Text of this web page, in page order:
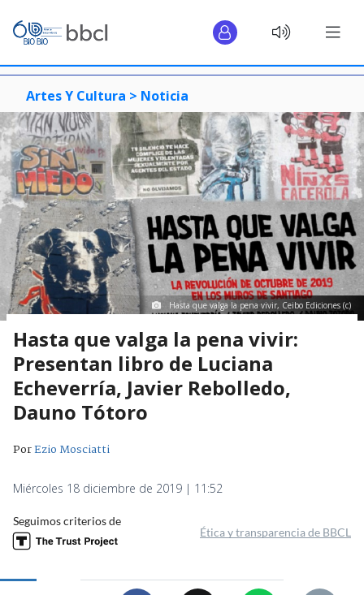
Artes Y Cultura > Noticia
Hasta que valga la pena vivir, Ceibo Ediciones (c)
Hasta que valga la pena vivir:
Presentan libro de Luciana
Echeverría, Javier Rebolledo,
Dauno Tótoro
PorEzio Mosciatti
Miércoles 18 diciembre de 2019 | 11:52
Seguimos criterios de
Ética y transparencia de BBCL